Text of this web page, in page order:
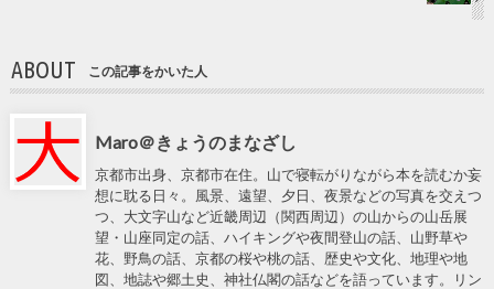
ABOUT この記事をかいた人
Maro＠きょうのまなざし
京都市出身、京都市在住。山で寝転がりながら本を読むか妄
想に耽る日々。風景、遠望、夕日、夜景などの写真を交えつ
つ、大文字山など近畿周辺（関西周辺）の山からの山岳展
望・山座同定の話、ハイキングや夜間登山の話、山野草や
花、野鳥の話、京都の桜や桃の話、歴史や文化、地理や地
図、地誌や郷土史、神社仏閣の話などを語っています。リン